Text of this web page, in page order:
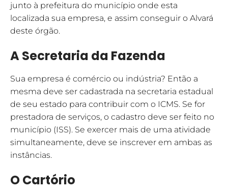
junto à prefeitura do município onde esta
localizada sua empresa, e assim conseguir o Alvará
deste órgão.
A Secretaria da Fazenda
Sua empresa é comércio ou indústria? Então a
mesma deve ser cadastrada na secretaria estadual
de seu estado para contribuir com o ICMS. Se for
prestadora de serviços, o cadastro deve ser feito no
município (ISS). Se exercer mais de uma atividade
simultaneamente, deve se inscrever em ambas as
instâncias.
O Cartório